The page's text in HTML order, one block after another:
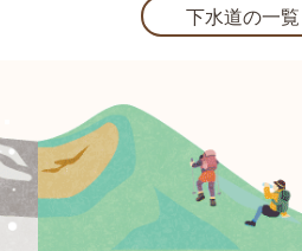
下水道の一覧